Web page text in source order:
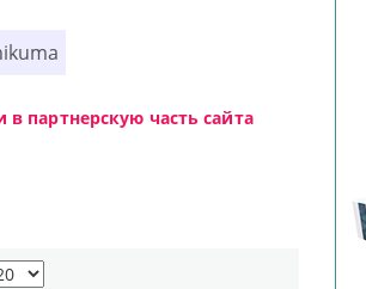
партнерскую часть сайта